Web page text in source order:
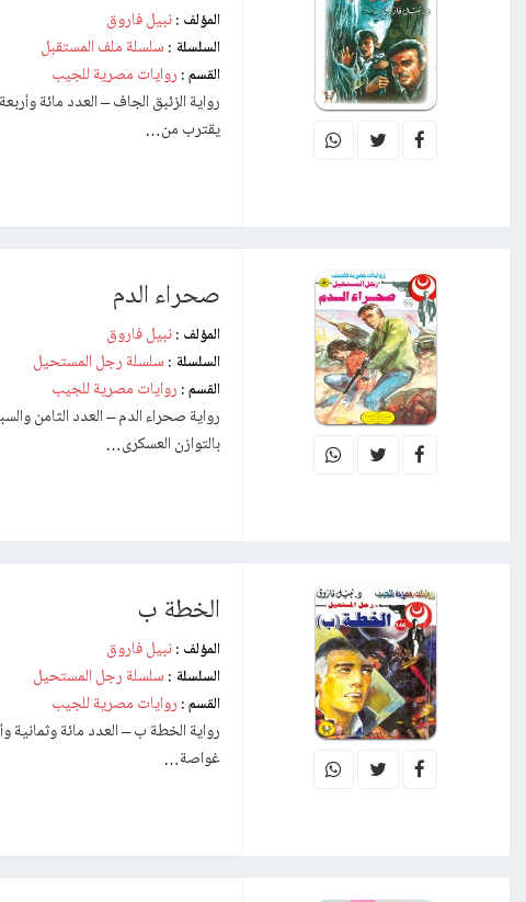
المؤلف :نبيل فاروق
السلسلة : سلسلة ملف المستقبل
القسم : روايات مصرية للجيب
يقترب من…
صحراء الدم
المؤلف :نبيل فاروق
السلسلة : سلسلة رجل المستحيل
القسم : روايات مصرية للجيب
بالتوازن العسكرى…
الخطة ب
المؤلف :نبيل فاروق
السلسلة : سلسلة رجل المستحيل
القسم : روايات مصرية للجيب
غواصة…